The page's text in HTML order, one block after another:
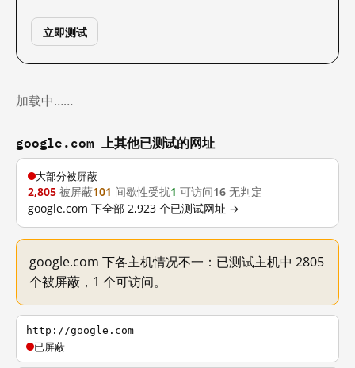
立即测试
加载中……
google.com 上其他已测试的网址
大部分被屏蔽
2,805 被屏蔽101 间歇性受扰1 可访问16 无判定
google.com 下全部 2,923 个已测试网址 →
google.com 下各主机情况不一：已测试主机中 2805
个被屏蔽，1 个可访问。
http://google.com
已屏蔽